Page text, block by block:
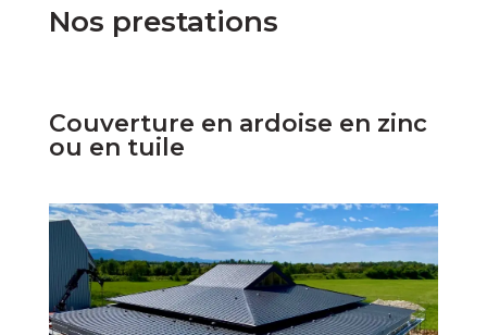
Nos prestations
Couverture en ardoise en zinc
ou en tuile